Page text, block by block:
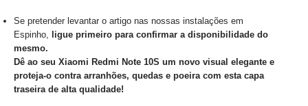
Se pretender levantar o artigo nas nossas instalações em
Espinho,
ligue primeiro para confirmar a disponibilidade do
mesmo.
Dê ao seu Xiaomi Redmi Note 10S um novo visual elegante e
proteja-o contra arranhões, quedas e poeira com esta capa
traseira de alta qualidade!